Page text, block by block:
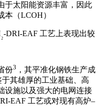
于太阳能资源丰富，因此
本（LCOH）
₂-DRI-EAF 工艺上表现出较
份3 ，其平准化钢铁生产成
其雄厚的工业基础、高
设施以及强大的电网连接
EAF 工艺或对现有高炉–